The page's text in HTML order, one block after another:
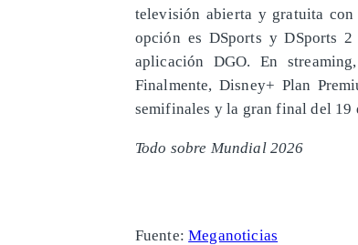
televisión abierta y gratuita
opción es DSports y DSports
aplicación DGO. En
Finalmente, Disney+ Plan
semifinales y la gran final del 19
Todo sobre Mundial 2026
Fuente:Meganoticias